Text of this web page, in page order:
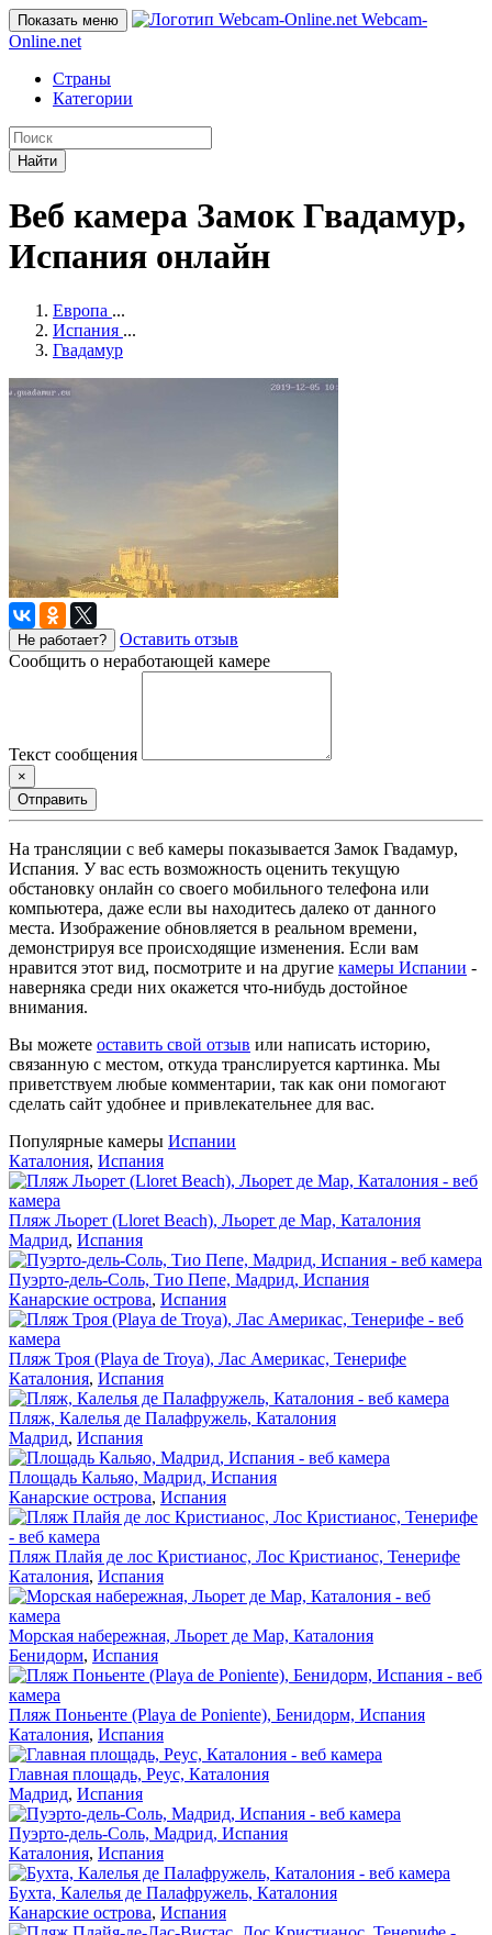
Показать меню
Webcam-
Online.net
Страны
Категории
Найти
Веб камера Замок Гвадамур,
Испания онлайн
Европа ...
Испания ...
Гвадамур
Не работает?
Оставить отзыв
Сообщить о неработающей камере
Текст сообщения
×
Отправить
На трансляции с веб камеры показывается Замок Гвадамур,
Испания. У вас есть возможность оценить текущую
обстановку онлайн со своего мобильного телефона или
компьютера, даже если вы находитесь далеко от данного
места. Изображение обновляется в реальном времени,
демонстрируя все происходящие изменения. Если вам
нравится этот вид, посмотрите и на другие камеры Испании -
наверняка среди них окажется что-нибудь достойное
внимания.
Вы можете оставить свой отзыв или написать историю,
связанную с местом, откуда транслируется картинка. Мы
приветствуем любые комментарии, так как они помогают
сделать сайт удобнее и привлекательнее для вас.
Популярные камеры Испании
Каталония, Испания
Пляж Льорет (Lloret Beach), Льорет де Мар, Каталония
Мадрид, Испания
Пуэрто-дель-Соль, Тио Пепе, Мадрид, Испания
Канарские острова, Испания
Пляж Троя (Playa de Troya), Лас Америкас, Тенерифе
Каталония, Испания
Пляж, Калелья де Палафружель, Каталония
Мадрид, Испания
Площадь Кальяо, Мадрид, Испания
Канарские острова, Испания
Пляж Плайя де лос Кристианос, Лос Кристианос, Тенерифе
Каталония, Испания
Морская набережная, Льорет де Мар, Каталония
Бенидорм, Испания
Пляж Поньенте (Playa de Poniente), Бенидорм, Испания
Каталония, Испания
Главная площадь, Реус, Каталония
Мадрид, Испания
Пуэрто-дель-Соль, Мадрид, Испания
Каталония, Испания
Бухта, Калелья де Палафружель, Каталония
Канарские острова, Испания